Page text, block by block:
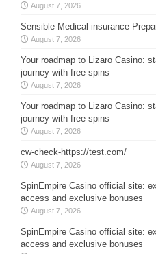
August 7, 2026
Sensible Medical insurance
August 7, 2026
Your roadmap to Lizaro Casino:
journey with free spins
August 7, 2026
Your roadmap to Lizaro Casino:
journey with free spins
August 7, 2026
cw-check-https://test.com/
August 7, 2026
SpinEmpire Casino official site:
access and exclusive bonuses
August 7, 2026
SpinEmpire Casino official site:
access and exclusive bonuses